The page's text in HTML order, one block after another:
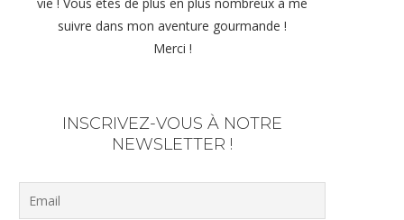
suivre dans mon aventure gourmande !
Merci !
INSCRIVEZ-VOUS À NOTRE
NEWSLETTER !